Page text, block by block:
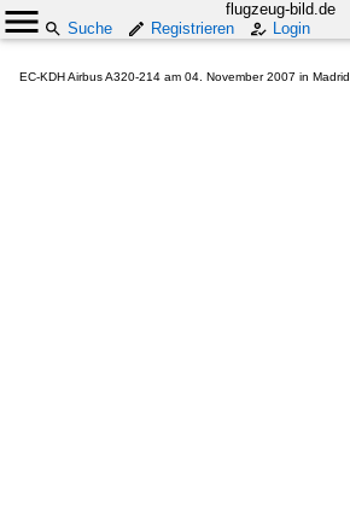
flugzeug-bild.de
Suche
Registrieren Login
EC-KDH Airbus A320-214 am 04. November 2007 in Madrid